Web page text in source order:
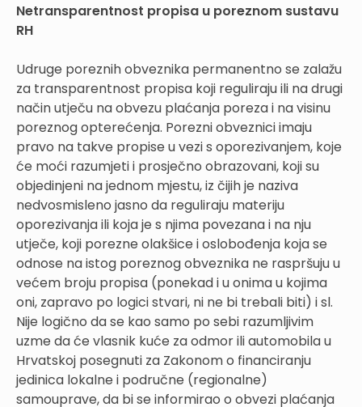
Netransparentnost propisa u poreznom sustavu
RH
Udruge poreznih obveznika permanentno se zalažu
za transparentnost propisa koji reguliraju ili na drugi
način utječu na obvezu plaćanja poreza i na visinu
poreznog opterećenja. Porezni obveznici imaju
pravo na takve propise u vezi s oporezivanjem, koje
će moći razumjeti i prosječno obrazovani, koji su
objedinjeni na jednom mjestu, iz čijih je naziva
nedvosmisleno jasno da reguliraju materiju
oporezivanja ili koja je s njima povezana i na nju
utječe, koji porezne olakšice i oslobođenja koja se
odnose na istog poreznog obveznika ne raspršuju u
većem broju propisa (ponekad i u onima u kojima
oni, zapravo po logici stvari, ni ne bi trebali biti) i sl.
Nije logično da se kao samo po sebi razumljivim
uzme da će vlasnik kuće za odmor ili automobila u
Hrvatskoj posegnuti za Zakonom o financiranju
jedinica lokalne i područne (regionalne)
samouprave, da bi se informirao o obvezi plaćanja